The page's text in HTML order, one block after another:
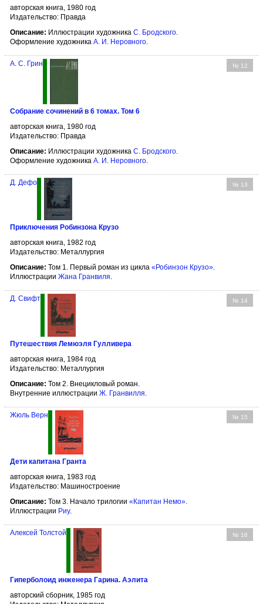
авторская книга, 1980 год
Издательство: Правда
Описание: Иллюстрации художника С. Бродского
Оформление художника А. И. Неровного
№ 12
А. С. Грин
Собрание сочинений в 6 томах. Том 6
авторская книга, 1980 год
Издательство: Правда
Описание: Иллюстрации художника С. Бродского
Оформление художника А. И. Неровного
№ 13
Д. Дефо
Приключения Робинзона Крузо
авторская книга, 1982 год
Издательство: Металлургия
Описание: Том 1. Первый роман из цикла «Робинзон Крузо».
Иллюстрации Жана Гранвиля.
№ 14
Д. Свифт
Путешествия Лемюэля Гулливера
авторская книга, 1984 год
Издательство: Металлургия
Описание: Том 2. Внецикловый роман.
Внутренние иллюстрации Ж. Гранвилля.
№ 15
Жюль Верн
Дети капитана Гранта
авторская книга, 1983 год
Издательство: Машиностроение
Описание: Том 3. Начало трилогии «Капитан Немо».
Иллюстрации Риу.
№ 16
Алексей Толстой
Гиперболоид инженера Гарина. Аэлита
авторский сборник, 1985 год